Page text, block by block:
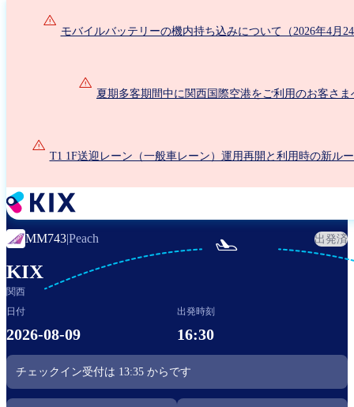
モバイルバッテリーの機内持ち込みについて（2026年4月
夏期多客期間中に関西国際空港をご利用のお客さま
T1 1F送迎レーン（一般車レーン）運用再開と利用時の新ル
MM743|Peach 出発済
KIX
関西

日付
2026-08-09
出発時刻
16:30
チェックイン受付は 13:35 からです​